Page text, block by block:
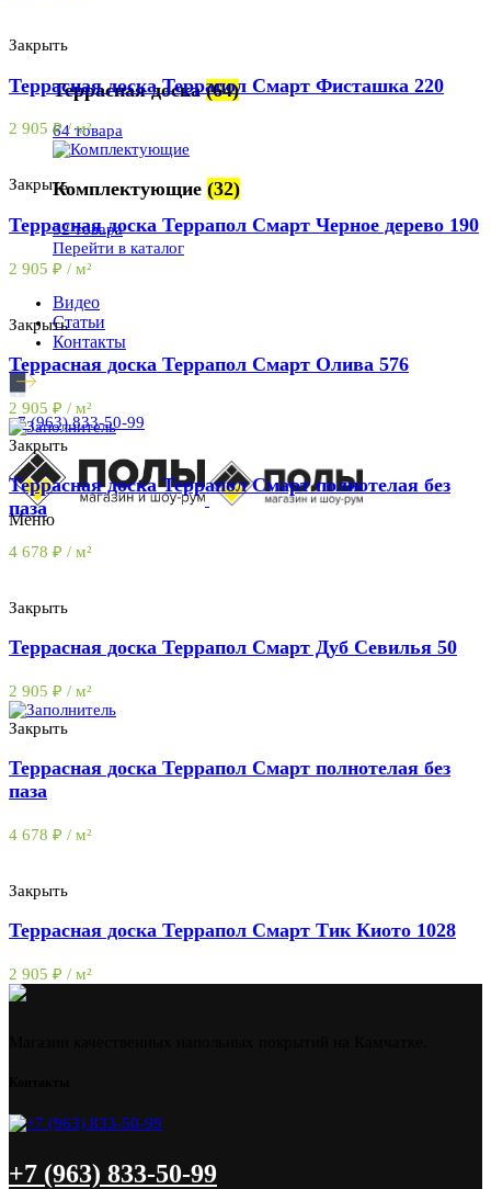
Террасная доска(64)
64 товара
Комплектующие (32)
32 товара
Перейти в каталог
Видео
Статьи
Контакты
+7 (963) 833-50-99
Меню
Закрыть
Террасная доска Террапол Смарт Фисташка 220
2 905 ₽/ м²
Закрыть
Террасная доска Террапол Смарт Черное дерево 190
2 905 ₽ / м²
Закрыть
Террасная доска Террапол Смарт Олива 576
2 905 ₽ / м²
Закрыть
Террасная доска Террапол Смарт полнотелая без
паза
4 678 ₽ / м²
Закрыть
Террасная доска Террапол Смарт Дуб Севилья 50
2 905 ₽ / м²
Закрыть
Террасная доска Террапол Смарт полнотелая без
паза
4 678 ₽ / м²
Закрыть
Террасная доска Террапол Смарт Тик Киото 1028
2 905 ₽ / м²
+7 (963) 833-50-99